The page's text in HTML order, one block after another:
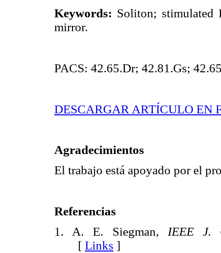
Keywords: Soliton; stimulated
mirror.
PACS: 42.65.Dr; 42.81.Gs;
DESCARGAR ARTÍCULO EN
Agradecimientos
El trabajo está apoyado por el
Referencias
1. A. E. Siegman, IEEE J.
[ Links ]